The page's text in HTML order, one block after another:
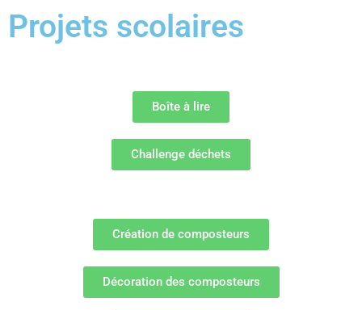
Projets scolaires
Boîte à lire
Challenge déchets
Création de composteurs
Décoration des composteurs